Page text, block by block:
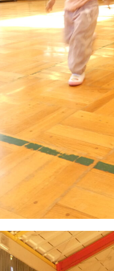
今日の幼稚園
教育と保育
美⽊多幼稚園の理想
園の1⽇
年間⾏事